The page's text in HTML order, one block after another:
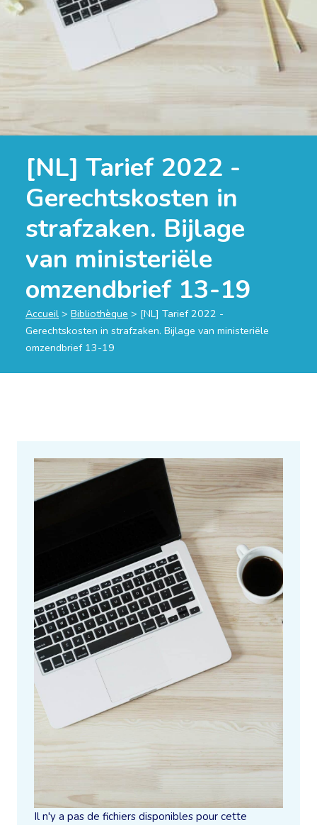
[NL] Tarief 2022 -
Gerechtskosten in
strafzaken. Bijlage
van ministeriële
omzendbrief 13-19
Accueil > Bibliothèque > [NL] Tarief 2022 -
Gerechtskosten in strafzaken. Bijlage van ministeriële
omzendbrief 13-19
Il n'y a pas de fichiers disponibles pour cette